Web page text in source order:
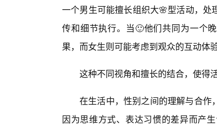
一个男生可能擅长组织大🌸型活动，
传和细节执行。当🙂他们共同为一个
果，而女生则可能考虑到观众的互动体
这种不同视角和擅长的结合，使得
在生活中，性别之间的理解与合作
因为思维方式、表达习惯的差异而产